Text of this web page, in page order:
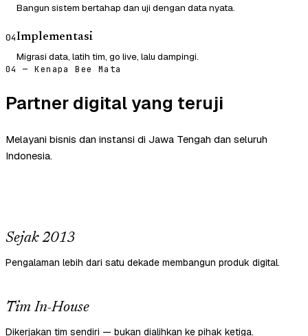
Bangun sistem bertahap dan uji dengan data nyata.
04Implementasi
Migrasi data, latih tim, go live, lalu dampingi.
04 — Kenapa Bee Mata
Partner digital yang teruji
Melayani bisnis dan instansi di Jawa Tengah dan seluruh
Indonesia.
Sejak 2013
Pengalaman lebih dari satu dekade membangun produk digital.
Tim In-House
Dikerjakan tim sendiri — bukan dialihkan ke pihak ketiga.